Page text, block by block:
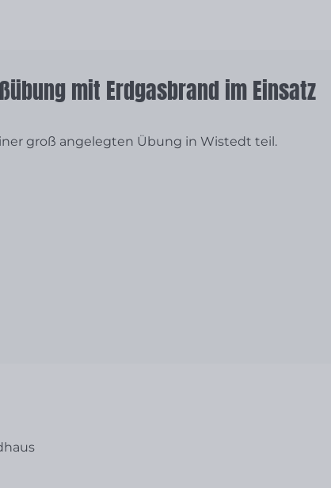
mit Erdgasbrand im Einsatz
groß angelegten Übung in Wistedt teil.